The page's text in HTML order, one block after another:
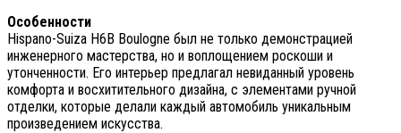
Особенности
Hispano-Suiza H6B Boulogne был не только демонстрацией
инженерного мастерства, но и воплощением роскоши и
утонченности. Его интерьер предлагал невиданный уровень
комфорта и восхитительного дизайна, с элементами ручной
отделки, которые делали каждый автомобиль уникальным
произведением искусства.